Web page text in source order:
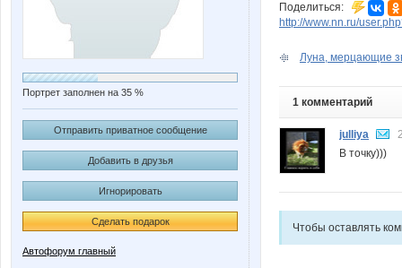
Портрет заполнен на 35 %
Отправить приватное сообщение
Добавить в друзья
Игнорировать
Сделать подарок
Автофорум главный
Поделиться:
http://www.nn.ru/
Луна, мерцающие
1 комментарий
julliya
В точку)))
Чтобы оставлять